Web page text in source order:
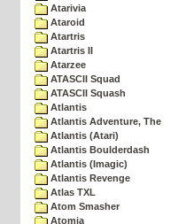
Atarivia
Ataroid
Atartris
Atartris II
Atarzee
ATASCII Squad
ATASCII Squash
Atlantis
Atlantis Adventure, The
Atlantis (Atari)
Atlantis Boulderdash
Atlantis (Imagic)
Atlantis Revenge
Atlas TXL
Atom Smasher
Atomia